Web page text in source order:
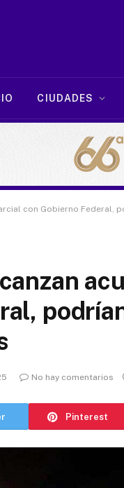
CIUDADES
con Gobierno Federal,
No hay comentarios
Pinterest